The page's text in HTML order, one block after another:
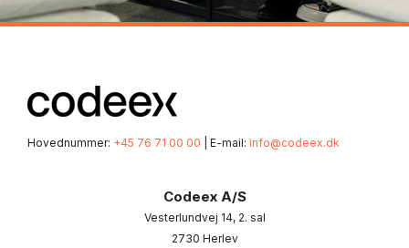
Hovednummer: +45 76 71 00 00 | E-mail: info@codeex.dk
Codeex A/S
Vesterlundvej 14, 2. sal
2730 Herlev